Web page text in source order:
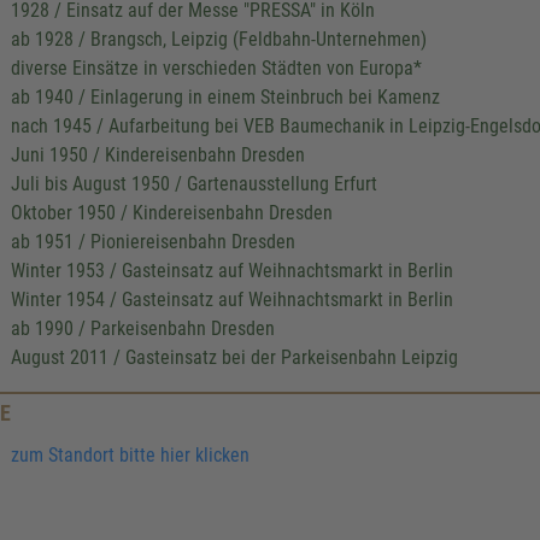
1928 / Einsatz auf der Messe "PRESSA" in Köln
ab 1928 / Brangsch, Leipzig (Feldbahn-Unternehmen)
diverse Einsätze in verschieden Städten von Europa*
ab 1940 / Einlagerung in einem Steinbruch bei Kamenz
nach 1945 / Aufarbeitung bei VEB Baumechanik in Leipzig-
Juni 1950 / Kindereisenbahn Dresden
Juli bis August 1950 / Gartenausstellung Erfurt
Oktober 1950 / Kindereisenbahn Dresden
ab 1951 / Pioniereisenbahn Dresden
Winter 1953 / Gasteinsatz auf Weihnachtsmarkt in Berlin
Winter 1954 / Gasteinsatz auf Weihnachtsmarkt in Berlin
ab 1990 / Parkeisenbahn Dresden
August 2011 / Gasteinsatz bei der Parkeisenbahn Leipzig
zum Standort bitte hier klicken